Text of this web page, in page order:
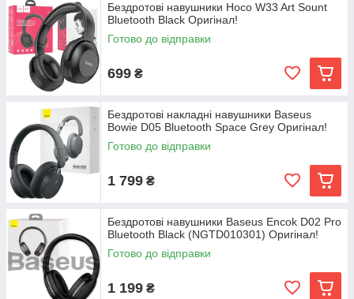
Бездротові навушники Hoco W33 Art Sount
Bluetooth Black Оригінал!
Готово до відправки
699 ₴
Бездротові накладні навушники Baseus
Bowie D05 Bluetooth Space Grey Оригінал!
Готово до відправки
1 799 ₴
Бездротові навушники Baseus Encok D02 Pro
Bluetooth Black (NGTD010301) Оригінал!
Готово до відправки
1 199 ₴